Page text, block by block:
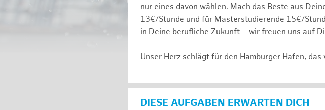
nur eines davon wählen. Mach das Beste aus
13€/Stunde und für Masterstudierende 15€/
in Deine berufliche Zukunft – wir freuen uns auf
Unser Herz schlägt für den Hamburger Hafen, das
DIESE AUFGABEN ERWARTEN DICH